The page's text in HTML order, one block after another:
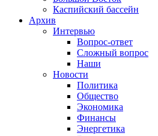
Каспийский бассейн
Архив
Интервью
Вопрос-ответ
Сложный вопрос
Наши
Новости
Политика
Общество
Экономика
Финансы
Энергетика